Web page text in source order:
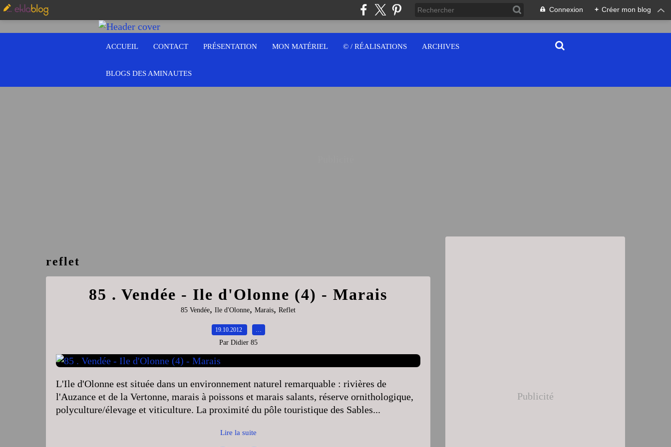
Connexion + Créer mon blog
ACCUEIL CONTACT PRÉSENTATION MON MATÉRIEL © / RÉALISATIONS ARCHIVES
BLOGS DES AMINAUTES
reflet
85 . Vendée - Ile d'Olonne (4) - Marais
85 Vendée, Ile d'Olonne, Marais, Reflet
19.10.2012 …
Par Didier 85
L'Ile d'Olonne est située dans un environnement naturel remarquable : rivières de
l'Auzance et de la Vertonne, marais à poissons et marais salants, réserve ornithologique,
polyculture/élevage et viticulture. La proximité du pôle touristique des Sables...
Lire la suite
Publicité